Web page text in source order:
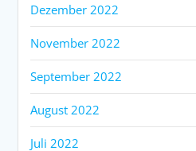
Dezember 2022
November 2022
September 2022
August 2022
Juli 2022